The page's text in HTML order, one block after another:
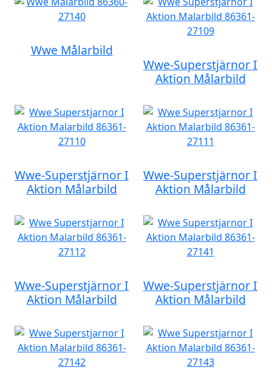
Wwe Målarbild
Wwe-Superstjärnor I
Aktion Målarbild
Wwe-Superstjärnor I
Aktion Målarbild
Wwe-Superstjärnor I
Aktion Målarbild
Wwe-Superstjärnor I
Aktion Målarbild
Wwe-Superstjärnor I
Aktion Målarbild